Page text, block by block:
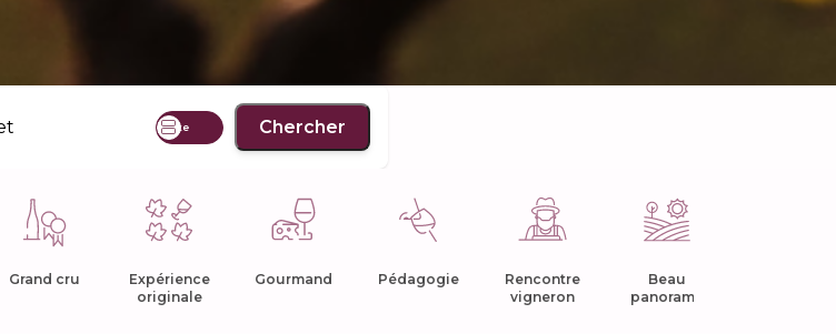
Liste Chercher
Grand cru
Expérience
originale
Gourmand Pédagogie
Rencontre
vigneron
Beau
panorama